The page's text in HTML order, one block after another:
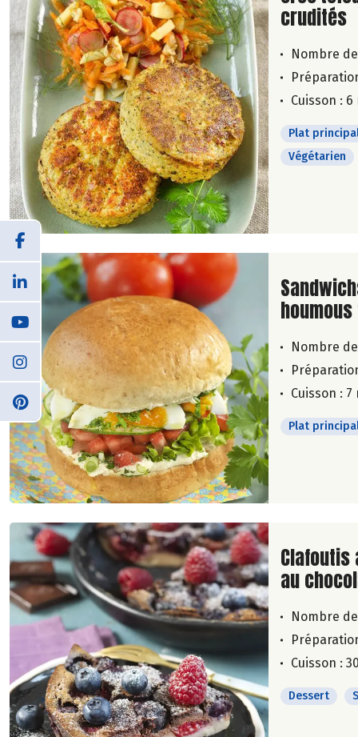
crudités
Nombre
Cuisson : 6
Plat
Végétarien
Lire la
Nombre
Cuisson : 7
Plat
Lire la
au
Nombre
Cuisson :
Dessert